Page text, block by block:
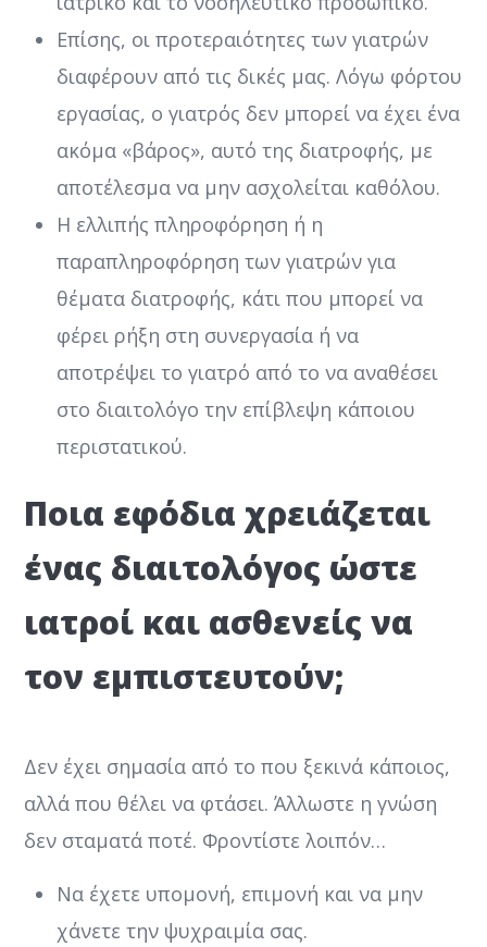
Επίσης, οι προτεραιότητες των γιατρών
διαφέρουν από τις δικές μας. Λόγω φόρτου
εργασίας, ο γιατρός δεν μπορεί να έχει ένα
ακόμα «βάρος», αυτό της διατροφής, με
αποτέλεσμα να μην ασχολείται καθόλου.
Η ελλιπής πληροφόρηση ή η
παραπληροφόρηση των γιατρών για
θέματα διατροφής, κάτι που μπορεί να
φέρει ρήξη στη συνεργασία ή να
αποτρέψει το γιατρό από το να αναθέσει
στο διαιτολόγο την επίβλεψη κάποιου
περιστατικού.
Ποια εφόδια χρειάζεται
ένας διαιτολόγος ώστε
ιατροί και ασθενείς να
τον εμπιστευτούν;
Δεν έχει σημασία από το που ξεκινά κάποιος,
αλλά που θέλει να φτάσει. Άλλωστε η γνώση
δεν σταματά ποτέ. Φροντίστε λοιπόν…
Να έχετε υπομονή, επιμονή και να μην
χάνετε την ψυχραιμία σας.